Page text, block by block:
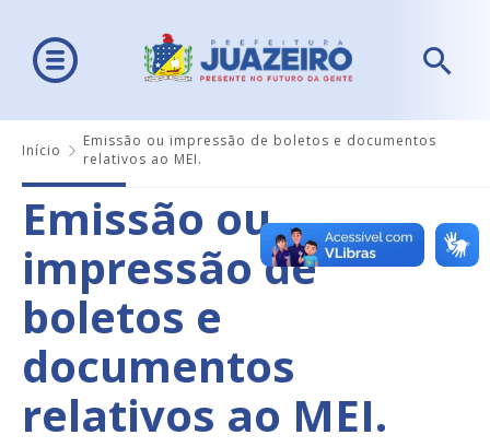
Início
Emissão ou impressão de boletos e documentos
relativos ao MEI.
Emissão ou
impressão de
boletos e
documentos
relativos ao MEI.